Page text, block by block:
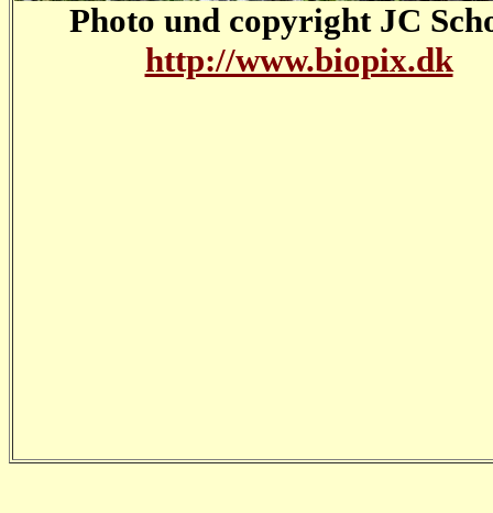
Photo und copyright JC
http://www.biopix.dk